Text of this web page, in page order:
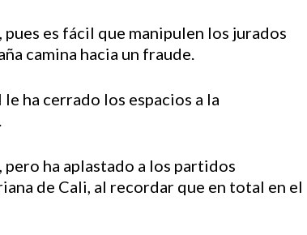
es fácil que manipulen los jurados
camina hacia un fraude.
ha cerrado los espacios a la
ha aplastado a los partidos
de Cali, al recordar que en total en el